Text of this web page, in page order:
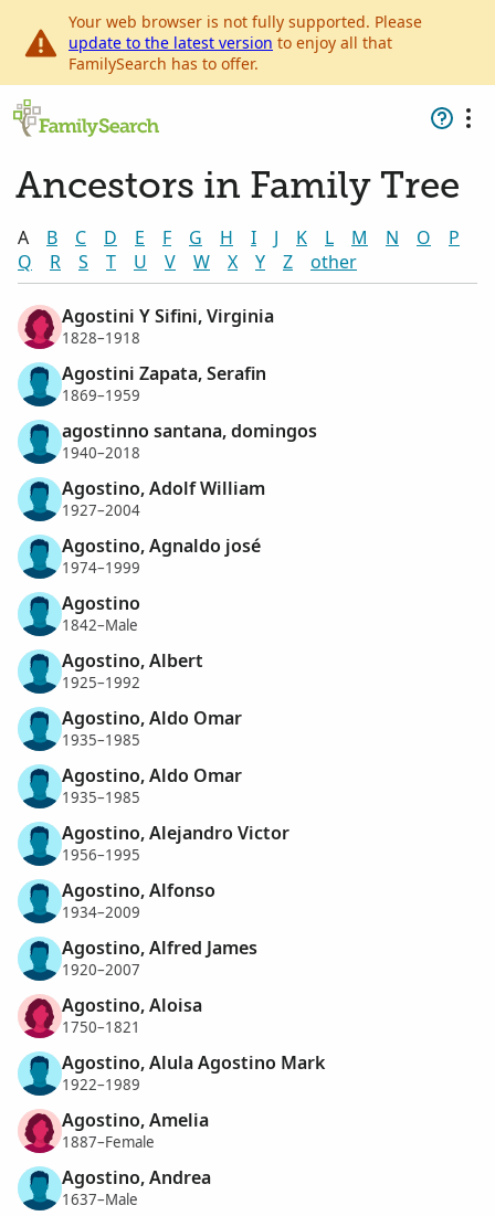
Your web browser is not fully supported. Please
update to the latest version to enjoy all that
FamilySearch has to offer.
Ancestors in Family Tree
A B C D E F G H I J K L M N O
P
Q
R S T U V W X Y Z other
Agostini Y Sifini, Virginia
1828–1918
Agostini Zapata, Serafin
1869–1959
agostinno santana, domingos
1940–2018
Agostino, Adolf William
1927–2004
Agostino, Agnaldo josé
1974–1999
Agostino
1842–Male
Agostino, Albert
1925–1992
Agostino, Aldo Omar
1935–1985
Agostino, Aldo Omar
1935–1985
Agostino, Alejandro Victor
1956–1995
Agostino, Alfonso
1934–2009
Agostino, Alfred James
1920–2007
Agostino, Aloisa
1750–1821
Agostino, Alula Agostino Mark
1922–1989
Agostino, Amelia
1887–Female
Agostino, Andrea
1637–Male